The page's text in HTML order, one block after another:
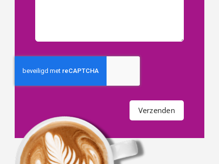
Verzenden